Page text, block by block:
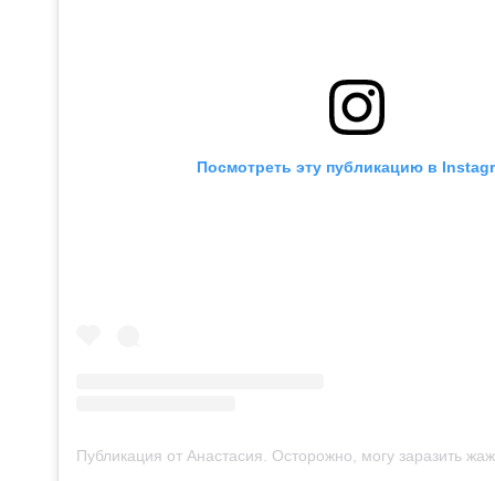
Посмотреть эту публикацию в